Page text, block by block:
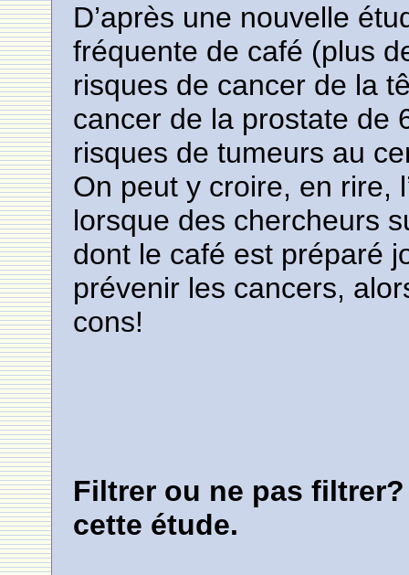
D’après une nouvelle
fréquente de café (plus
risques de cancer de la
cancer de la prostate de
risques de tumeurs au
On peut y croire, en rire,
lorsque des chercheurs
dont le café est préparé
prévenir les cancers,
cons!
Filtrer ou ne pas
cette étude.